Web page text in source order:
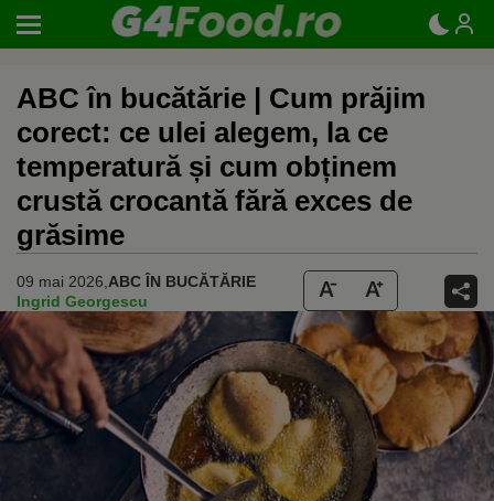
ABC în bucătărie | Cum prăjim
corect: ce ulei alegem, la ce
temperatură și cum obținem
crustă crocantă fără exces de
grăsime
09 mai 2026, ABC ÎN BUCĂTĂRIE
Ingrid Georgescu